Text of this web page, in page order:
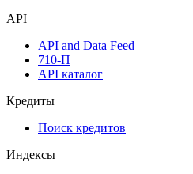
API
API and Data Feed
710-П
API каталог
Кредиты
Поиск кредитов
Индексы